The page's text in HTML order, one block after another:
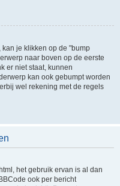
je klikken op de "bump
naar boven op de eerste
er niet staat, kunnen
kan ook gebumpt worden
wel rekening met de regels
het gebruik ervan is al dan
ook per bericht